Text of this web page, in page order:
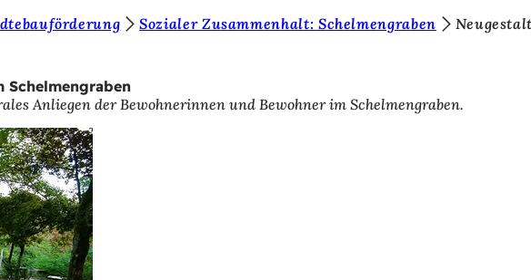
Sozialer Zusammenhalt: Schelmengraben
Schelmengraben
Anliegen der Bewohnerinnen und Bewohner im Schelmengraben.